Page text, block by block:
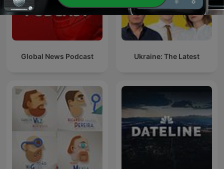
Global News Podcast Ukraine: The Latest